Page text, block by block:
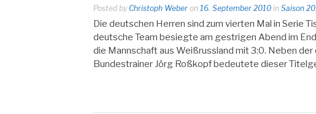
Posted by Christoph Weber on 16. September 2010 in Saison
Die deutschen Herren sind zum vierten Mal in Serie
deutsche Team besiegte am gestrigen Abend im
die Mannschaft aus Weißrussland mit 3:0. Neben
Bundestrainer Jörg Roßkopf bedeutete dieser